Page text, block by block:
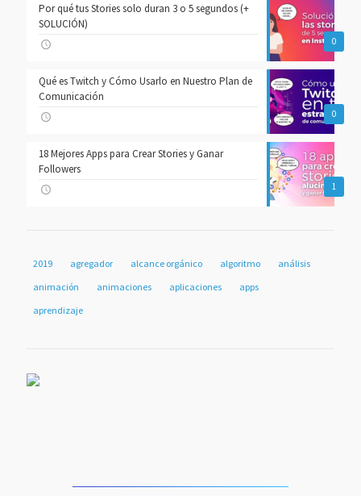
0
Por qué tus Stories solo duran 3 o 5 segundos (+
SOLUCIÓN)
0
Qué es Twitch y Cómo Usarlo en Nuestro Plan de
Comunicación
1
18 Mejores Apps para Crear Stories y Ganar
Followers
2019 agregador alcance orgánico algoritmo
análisis
animación
animaciones aplicaciones
apps
aprendizaje